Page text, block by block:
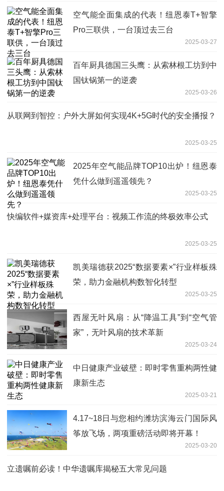
空气能全面集成的代表！纽恩泰T+智擎
Pro三联供，一台顶过去三台
2025-03-27
百年厨具德国三头鹰：从索林根工坊到中
国钛锅第一的逆袭
2025-03-26
从联网到智控：户外大屏如何实现4K+5G时代的安全播报？
2025-03-25
2025年空气能品牌TOP10出炉！纽恩泰
凭什么做到遥遥领先？
2025-03-25
快编软件+媒资库+处理平台：视频工作流的终极效率公式
2025-03-25
凯美瑞德获2025“数据要素×”行业样板殊
荣，助力金融机构数智化转型
2025-03-25
西屋无叶风扇：从“降温工具”到“空气管
家”，无叶风扇的技术革新
2025-03-24
中日健康产业破壁：即时零售重构两性健
康新生态
2025-03-21
4.17~18日与您相约潍坊滨海云门国际风
筝放飞场，两项重磅活动即将开幕！
2025-03-20
立遗嘱前必读！中华遗嘱库揭秘五大常见问题